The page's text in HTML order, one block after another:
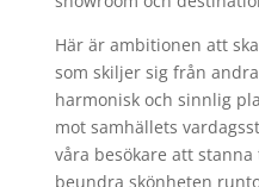
Här är ambitionen att
som skiljer sig från
harmonisk och sinnlig
mot samhällets
våra besökare att
beundra skönheten